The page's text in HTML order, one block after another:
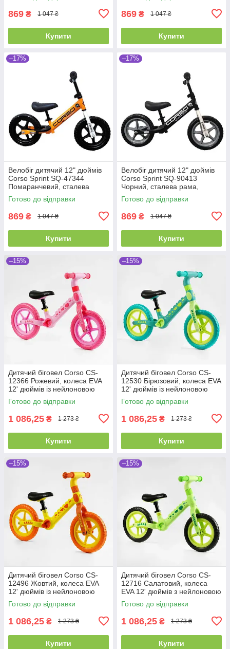
869 ₴ 1 047 ₴
Купити
869 ₴ 1 047 ₴
Купити
–17%
Велобіг дитячий 12" дюймів
Corso Sprint SQ-47344
Помаранчевий, сталева
рама, колеса EVA (піна),
підставка для ніжок, біговел
Готово до відправки
869 ₴ 1 047 ₴
Купити
–17%
Велобіг дитячий 12" дюймів
Corso Sprint SQ-90413
Чорний, сталева рама,
колеса EVA (піна), підставка
для ніжок, біговел
Готово до відправки
869 ₴ 1 047 ₴
Купити
–15%
Дитячий біговел Corso CS-
12366 Рожевий, колеса EVA
12' дюймів із нейлоновою
рамою та вилкою, велобіг
Готово до відправки
1 086,25 ₴ 1 273 ₴
Купити
–15%
Дитячий біговел Corso CS-
12530 Бірюзовий, колеса EVA
12' дюймів із нейлоновою
рамою та вилкою, велобіг
Готово до відправки
1 086,25 ₴ 1 273 ₴
Купити
–15%
Дитячий біговел Corso CS-
12496 Жовтий, колеса EVA
12' дюймів із нейлоновою
рамою та вилкою, велобіг
Готово до відправки
1 086,25 ₴ 1 273 ₴
Купити
–15%
Дитячий біговел Corso CS-
12716 Салатовий, колеса
EVA 12' дюймів з нейлоновою
рамою та вилкою, велобіг
Готово до відправки
1 086,25 ₴ 1 273 ₴
Купити